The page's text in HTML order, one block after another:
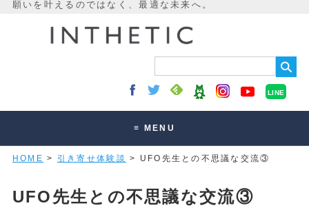
LINE
≡ MENU
未来最適化とは
講座・セッション
HOME > 引き寄せ体験談 > UFO先生との不思議な交流③
UFO先生との不思議な交流③